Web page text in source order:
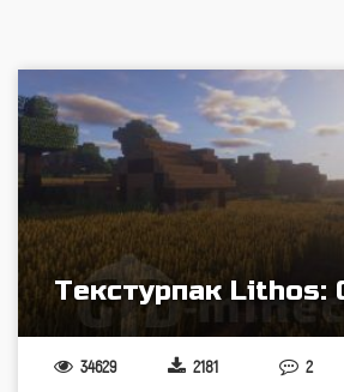
Текстурпак Lithos:
34629 2181 2